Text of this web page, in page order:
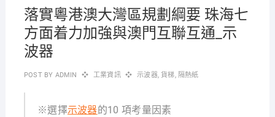
落實粵港澳大灣區規劃綱要 珠海七
方面着力加強與澳門互聯互通_示
波器
POST BY ADMIN 工業資訊 示波器,貨梯, 隔熱紙
※選擇示波器的10 項考量因素